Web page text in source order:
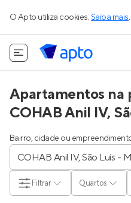
O Apto utiliza cookies. Saiba mais.
Apartamentos na
COHAB Anil IV,
Bairro, cidade ou
Quartos
Filtrar